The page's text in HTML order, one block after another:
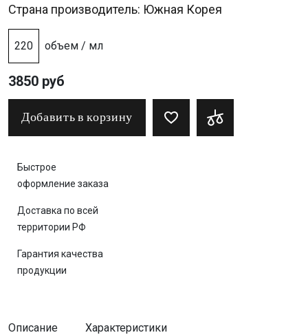
Страна производитель: Южная Корея
220 объем / мл
3850 руб
Добавить в корзину
Быстрое
оформление заказа
Доставка по всей
территории РФ
Гарантия качества
продукции
Описание Характеристики